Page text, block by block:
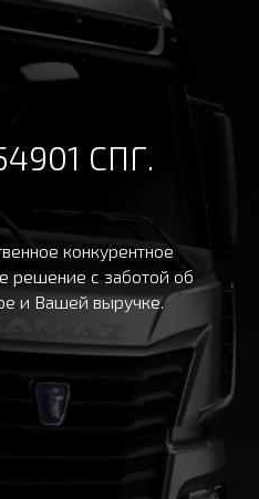
СПГ.
конкурентное
решение с заботой об
и Вашей выручке.